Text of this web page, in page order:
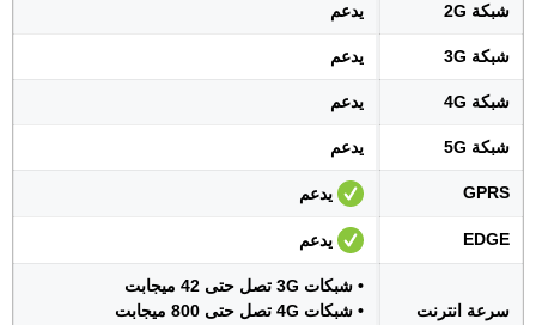
شبكة 2G يدعم
شبكة 3G يدعم
شبكة 4G يدعم
شبكة 5G يدعم
GPRS يدعم
EDGE يدعم
سرعة انترنت
• شبكات 3G تصل حتى 42 ميجابت
• شبكات 4G تصل حتى 800 ميجابت